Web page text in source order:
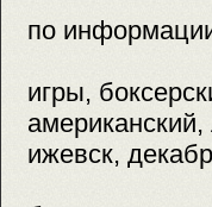
по
игры,
ижевск,